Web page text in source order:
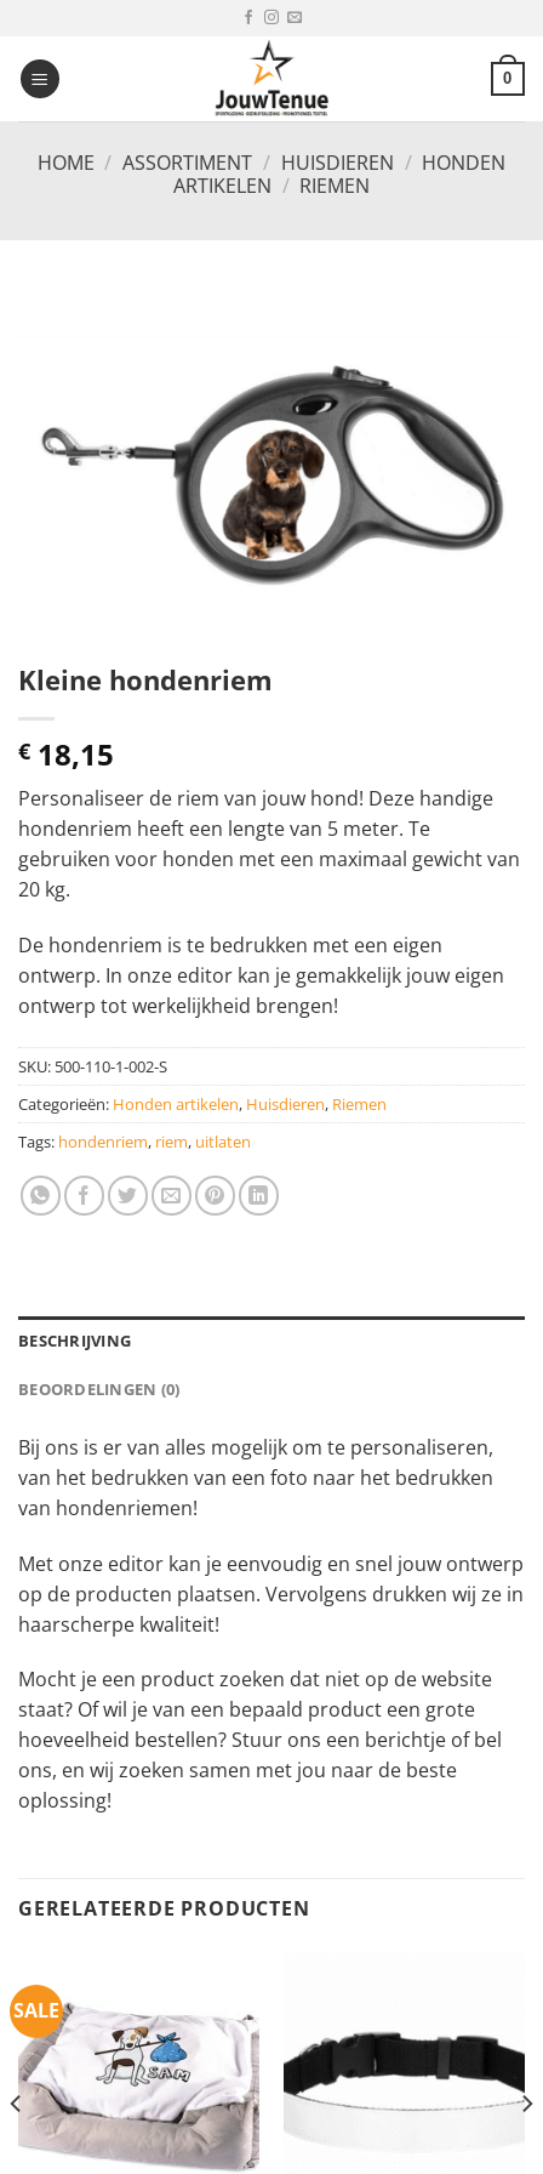
inhoud
0
HOME / ASSORTIMENT / HUISDIEREN / HONDEN
ARTIKELEN / RIEMEN
Kleine hondenriem
€ 18,15
Personaliseer de riem van jouw hond! Deze handige
hondenriem heeft een lengte van 5 meter. Te
gebruiken voor honden met een maximaal gewicht van
20 kg.
De hondenriem is te bedrukken met een eigen
ontwerp. In onze editor kan je gemakkelijk jouw eigen
ontwerp tot werkelijkheid brengen!
SKU: 500-110-1-002-S
Categorieën: Honden artikelen, Huisdieren, Riemen
Tags: hondenriem, riem, uitlaten
BESCHRIJVING
BEOORDELINGEN (0)
Bij ons is er van alles mogelijk om te personaliseren,
van het bedrukken van een foto naar het bedrukken
van hondenriemen!
Met onze editor kan je eenvoudig en snel jouw ontwerp
op de producten plaatsen. Vervolgens drukken wij ze in
haarscherpe kwaliteit!
Mocht je een product zoeken dat niet op de website
staat? Of wil je van een bepaald product een grote
hoeveelheid bestellen? Stuur ons een berichtje of bel
ons, en wij zoeken samen met jou naar de beste
oplossing!
GERELATEERDE PRODUCTEN
SALE